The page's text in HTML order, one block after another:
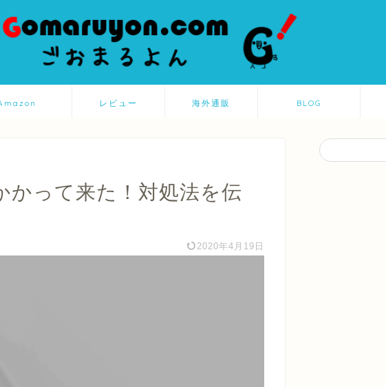
レビュー 海外通販 BLOG
かって来た！対処法を伝
2020年4月19日